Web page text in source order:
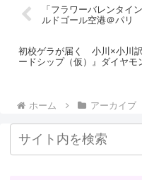
「フラワーバレンタイ
ルドゴール空港＠パリ
初校ゲラが届く 小川×小川
ードシップ（仮）』ダイヤモ
ホーム アーカイブ